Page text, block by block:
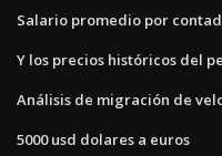
Salario promedio por
Y los precios históricos del
Análisis de migración de
5000 usd dolares a euros